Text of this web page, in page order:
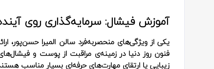
آموزش فیشال: سرمایه‌گذاری روی
یکی از ویژگی‌های منحصربه‌فرد سالن المیرا
فنون روز دنیا در زمینه‌ی مراقبت از پوست و
زیبایی یا ارتقای مهارت‌های حرفه‌ای بسیار مناسب